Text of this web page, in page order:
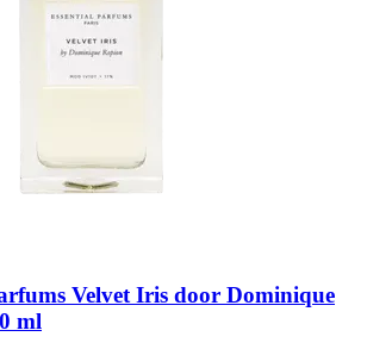
Velvet Iris door Dominique
ml